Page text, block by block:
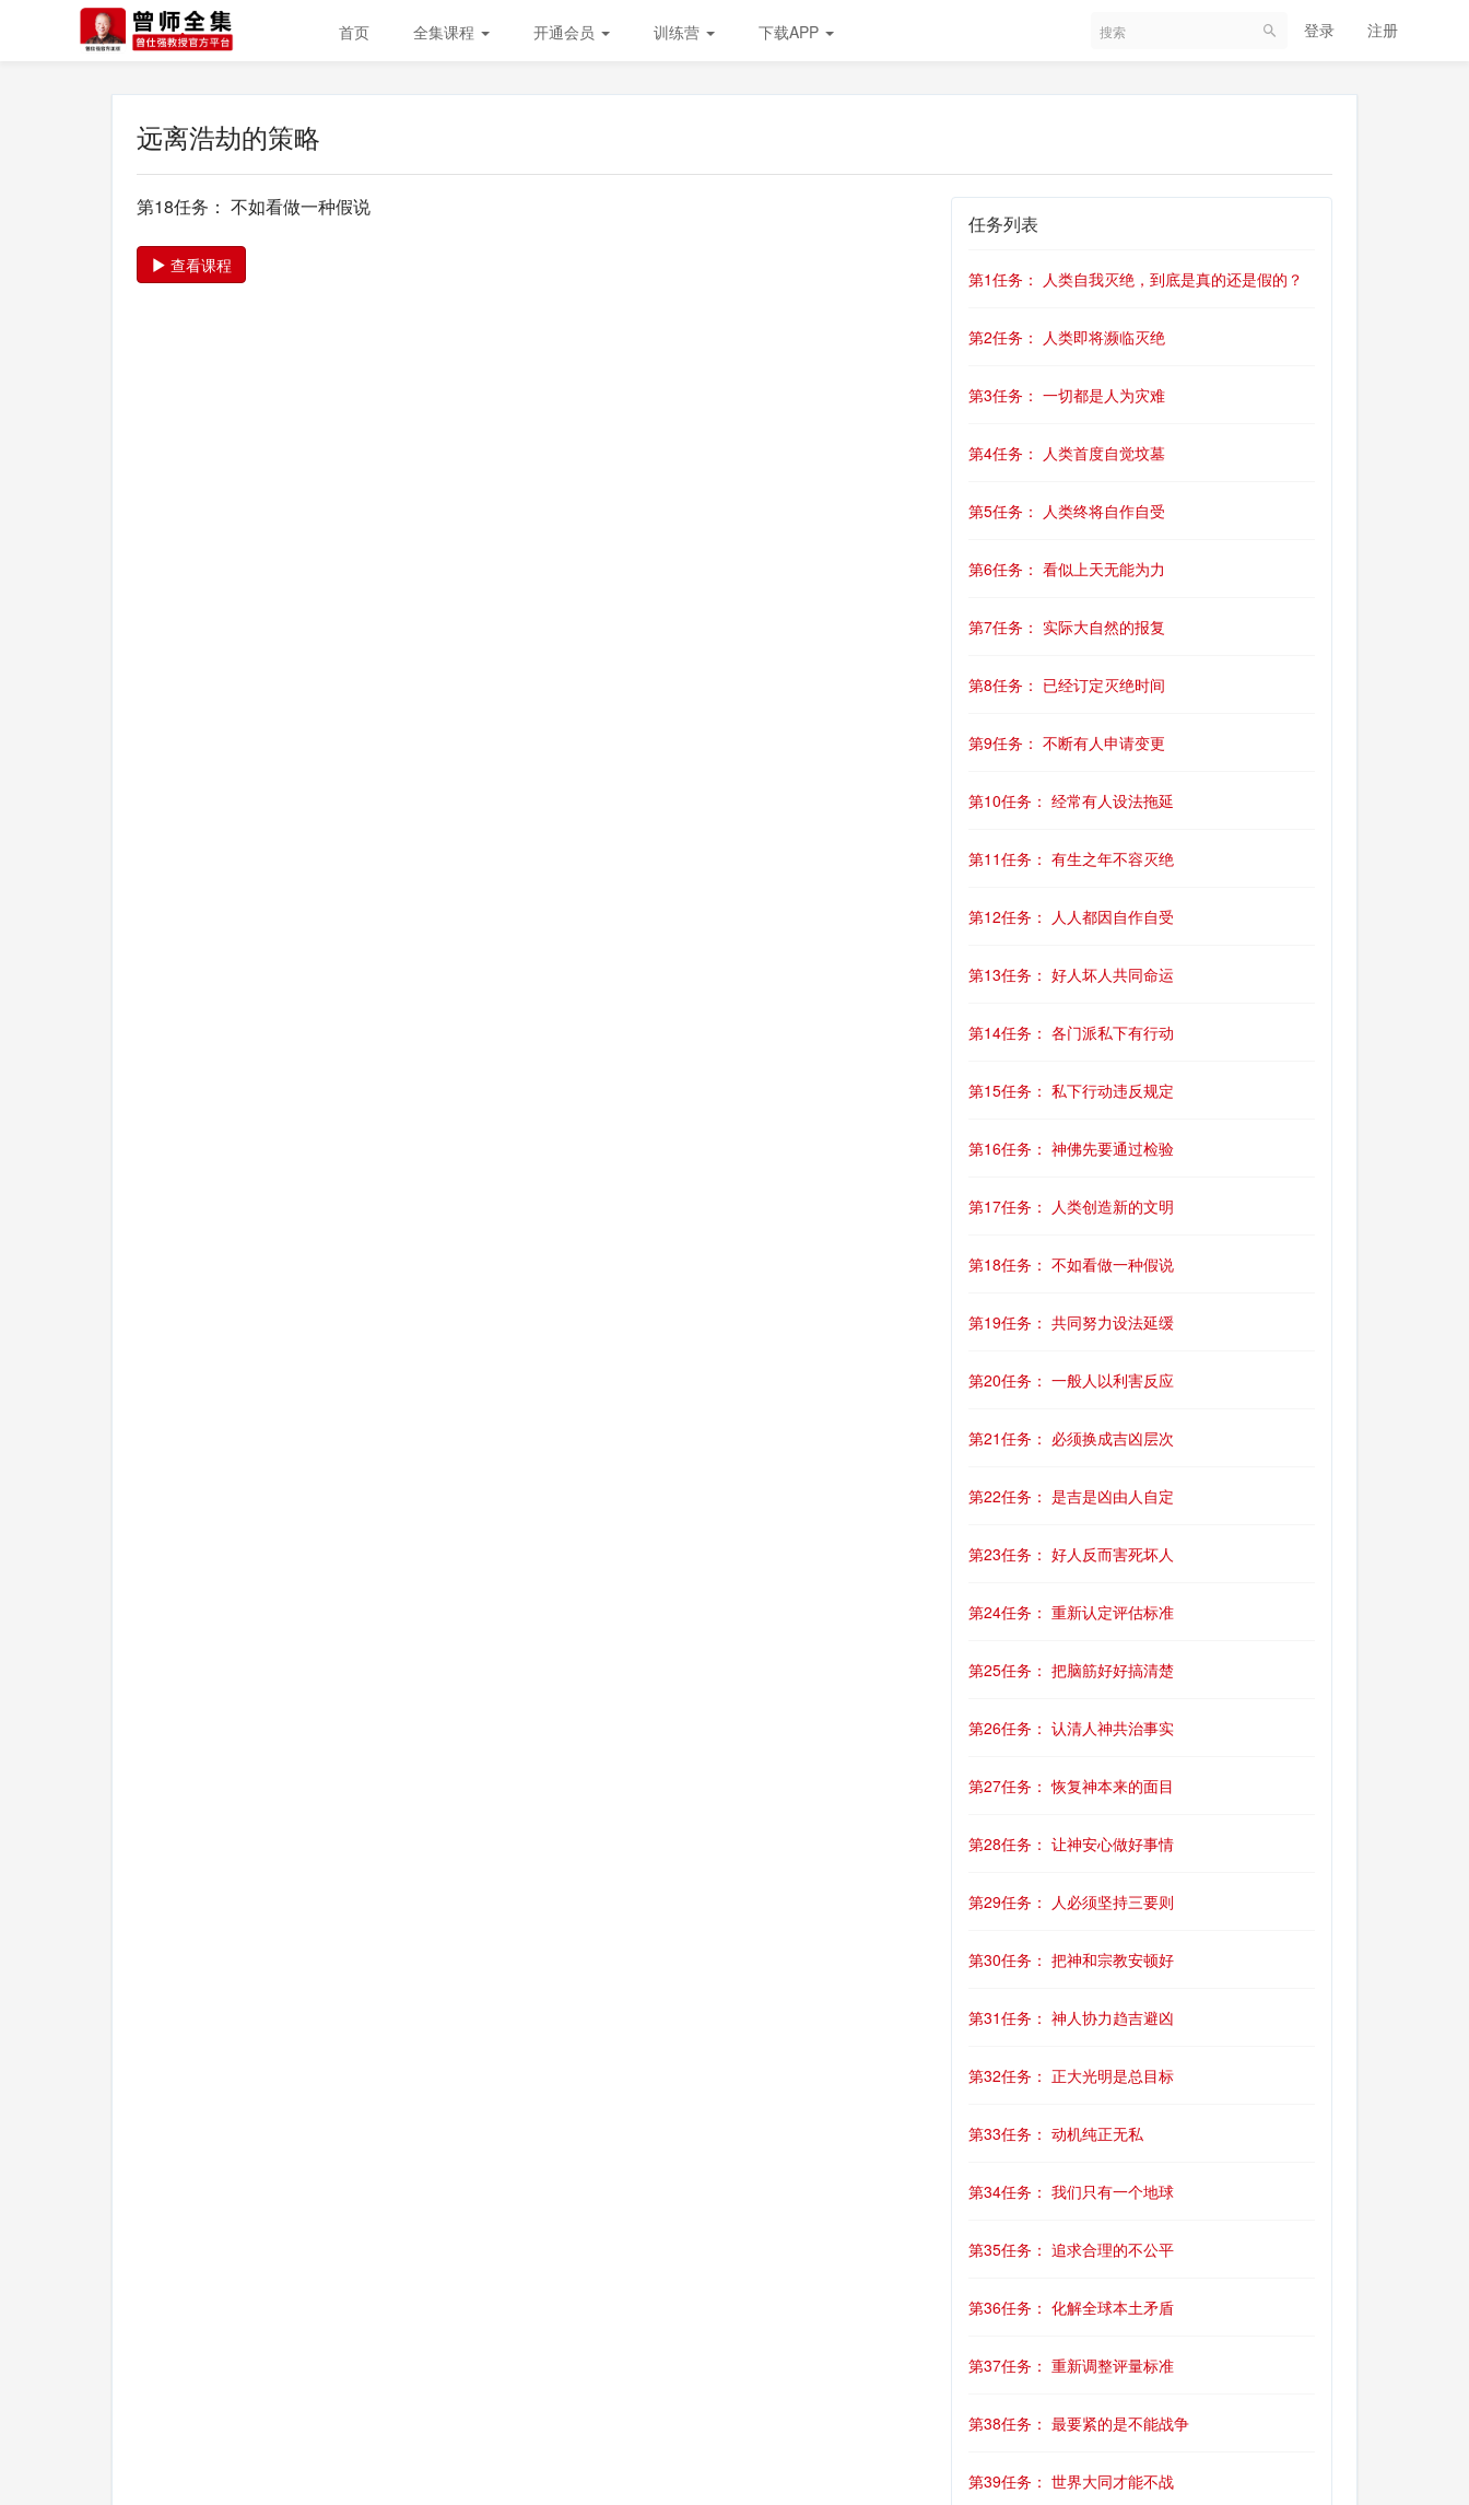
首页 全集课程 开通会员 训练营 下载APP 登录 注册
远离浩劫的策略
第18任务： 不如看做一种假说
查看课程
任务列表
第1任务： 人类自我灭绝，到底是真的还是假的？
第2任务： 人类即将濒临灭绝
第3任务： 一切都是人为灾难
第4任务： 人类首度自觉坟墓
第5任务： 人类终将自作自受
第6任务： 看似上天无能为力
第7任务： 实际大自然的报复
第8任务： 已经订定灭绝时间
第9任务： 不断有人申请变更
第10任务： 经常有人设法拖延
第11任务： 有生之年不容灭绝
第12任务： 人人都因自作自受
第13任务： 好人坏人共同命运
第14任务： 各门派私下有行动
第15任务： 私下行动违反规定
第16任务： 神佛先要通过检验
第17任务： 人类创造新的文明
第18任务： 不如看做一种假说
第19任务： 共同努力设法延缓
第20任务： 一般人以利害反应
第21任务： 必须换成吉凶层次
第22任务： 是吉是凶由人自定
第23任务： 好人反而害死坏人
第24任务： 重新认定评估标准
第25任务： 把脑筋好好搞清楚
第26任务： 认清人神共治事实
第27任务： 恢复神本来的面目
第28任务： 让神安心做好事情
第29任务： 人必须坚持三要则
第30任务： 把神和宗教安顿好
第31任务： 神人协力趋吉避凶
第32任务： 正大光明是总目标
第33任务： 动机纯正无私
第34任务： 我们只有一个地球
第35任务： 追求合理的不公平
第36任务： 化解全球本土矛盾
第37任务： 重新调整评量标准
第38任务： 最要紧的是不能战争
第39任务： 世界大同才能不战